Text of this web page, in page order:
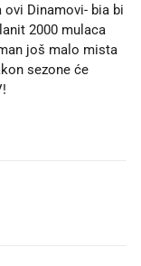
Dinamovi- bia bi
2000 mulaca
još malo mista
sezone će